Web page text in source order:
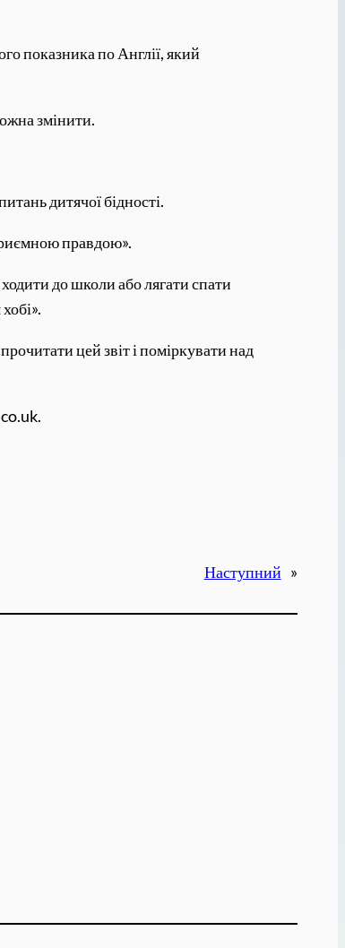
показника по Англії, який
змінити.
дитячої бідності.
правдою».
до школи або лягати спати
цей звіт і поміркувати над
Наступний »